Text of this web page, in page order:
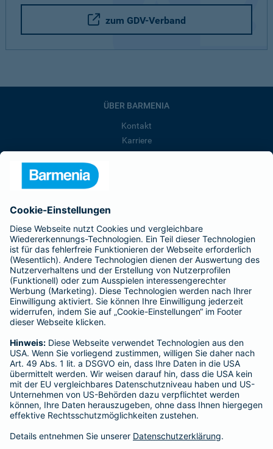
zum GDV-Verband
ÜBER BARMENIA
Kontakt
Karriere
Barmenia ist Teil der BarmeniaGothaer
BELIEBTE SEITEN
Kranken-Zusatzversicherung
Tierversicherungen
Haftpflichtversicherung
Hausratversicherung
Adresse ändern
Schaden melden
Kilometerstandsmeldung
Serviceübersicht